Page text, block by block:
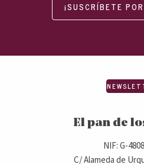
¡SUSCRÍBETE
El pan de
NIF: G-
C/ Alameda de